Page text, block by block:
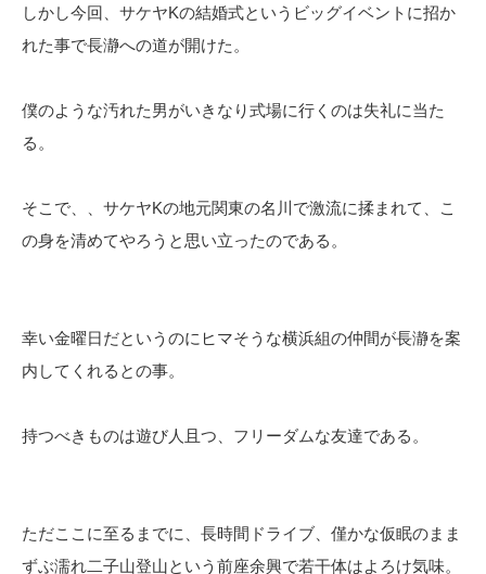
しかし今回、サケヤKの結婚式というビッグイベントに招か
れた事で長瀞への道が開けた。
僕のような汚れた男がいきなり式場に行くのは失礼に当た
る。
そこで、、サケヤKの地元関東の名川で激流に揉まれて、こ
の身を清めてやろうと思い立ったのである。
幸い金曜日だというのにヒマそうな横浜組の仲間が長瀞を案
内してくれるとの事。
持つべきものは遊び人且つ、フリーダムな友達である。
ただここに至るまでに、長時間ドライブ、僅かな仮眠のまま
ずぶ濡れ二子山登山という前座余興で若干体はよろけ気味。